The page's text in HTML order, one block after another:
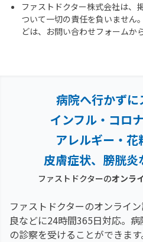
ファストドクター株式会社は、
ついて一切の責任を負いません
どは、お問い合わせフォームか
病院へ行かずに
インフル・コロ
アレルギー・花
皮膚症状、膀胱
ファストドクターのオンラ
ファストドクターのオンライ
良などに24時間365日対応。 病
の診察を受けることができます